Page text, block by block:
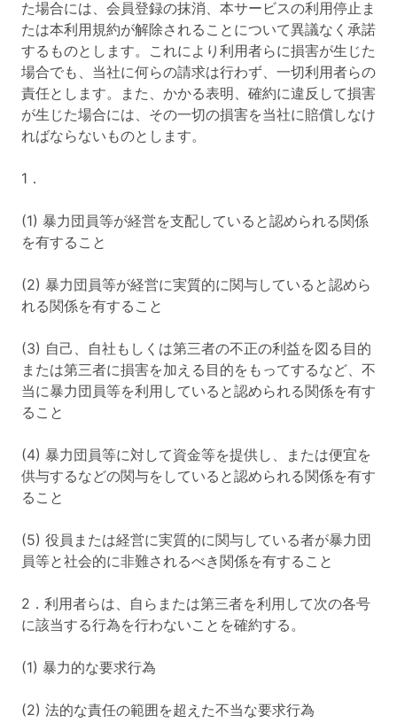
た場合には、会員登録の抹消、本サービスの利用停止ま
たは本利用規約が解除されることについて異議なく承諾
するものとします。これにより利用者らに損害が生じた
場合でも、当社に何らの請求は行わず、一切利用者らの
責任とします。また、かかる表明、確約に違反して損害
が生じた場合には、その一切の損害を当社に賠償しなけ
ればならないものとします。
1．
(1) 暴力団員等が経営を支配していると認められる関係
を有すること
(2) 暴力団員等が経営に実質的に関与していると認めら
れる関係を有すること
(3) 自己、自社もしくは第三者の不正の利益を図る目的
または第三者に損害を加える目的をもってするなど、不
当に暴力団員等を利用していると認められる関係を有す
ること
(4) 暴力団員等に対して資金等を提供し、または便宜を
供与するなどの関与をしていると認められる関係を有す
ること
(5) 役員または経営に実質的に関与している者が暴力団
員等と社会的に非難されるべき関係を有すること
2．利用者らは、自らまたは第三者を利用して次の各号
に該当する行為を行わないことを確約する。
(1) 暴力的な要求行為
(2) 法的な責任の範囲を超えた不当な要求行為